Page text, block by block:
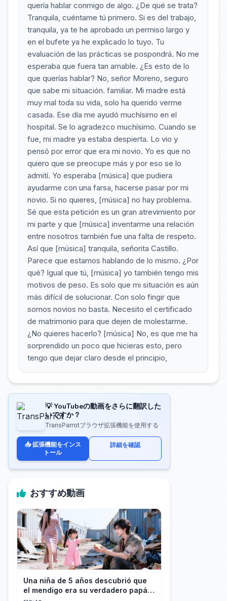
quería hablar conmigo de algo. ¿De qué se trata?
Tranquila, cuéntame tú primero. Si es del trabajo,
tranquila, ya te he aprobado un permiso largo y
en el bufete ya he explicado lo tuyo. Tu
evaluación de las prácticas se pospondrá. No me
esperaba que fuera tan amable. ¿Es esto de lo
que querías hablar? No, señor Moreno, seguro
que sabe mi situación. familiar. Mi madre está
muy mal toda su vida, solo ha querido verme
casada. Ese día me ayudó muchísimo en el
hospital. Se lo agradezco muchísimo. Cuando se
fue, mi madre ya estaba despierta. Lo vio y
pensó por error que era mi novio. Yo es que no
quiero que se preocupe más y por eso se lo
admití. Yo esperaba [música] que pudiera
ayudarme con una farsa, hacerse pasar por mi
novio. Si no quieres, [música] no hay problema.
Sé que esta petición es un gran atrevimiento por
mi parte y que [música] inventarme una relación
entre nosotros también fue una falta de respeto.
Así que [música] tranquila, señorita Castillo.
Parece que estamos hablando de lo mismo. ¿Por
qué? Igual que tú, [música] yo también tengo mis
motivos de peso. Es solo que mi situación es aún
más difícil de solucionar. Con solo fingir que
somos novios no basta. Necesito el certificado
de matrimonio para que dejen de molestarme.
¿No quieres hacerlo? [música] No, es que me ha
sorprendido un poco que hicieras esto, pero
tengo que dejar claro desde el principio,
💡 YouTubeの動画をさらに翻訳した
いですか？
TransParrotブラウザ拡張機能を使用する
📥 拡張機能をインス
トール
詳細を確認
おすすめ動画
Una niña de 5 años descubrió que
el mendigo era su verdadero papá y